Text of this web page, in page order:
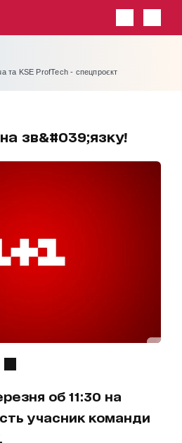
та KSE ProfTech - спецпроєкт
зв&#039;язку!
об 11:30 на
учасник команди